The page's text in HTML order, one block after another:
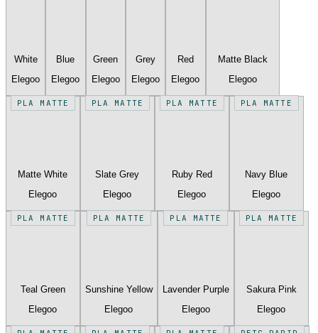
White
Elegoo
Blue
Elegoo
Green
Elegoo
Grey
Elegoo
Red
Elegoo
Matte Black
Elegoo
PLA MATTE
Matte White
Elegoo
PLA MATTE
Slate Grey
Elegoo
PLA MATTE
Ruby Red
Elegoo
PLA MATTE
Navy Blue
Elegoo
PLA MATTE
Teal Green
Elegoo
PLA MATTE
Sunshine Yellow
Elegoo
PLA MATTE
Lavender Purple
Elegoo
PLA MATTE
Sakura Pink
Elegoo